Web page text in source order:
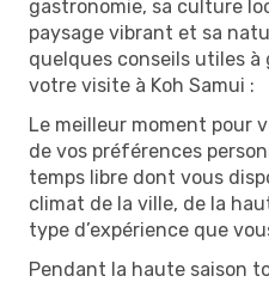
gastronomie, sa culture
paysage vibrant et sa
quelques conseils utiles
votre visite à Koh Samui :
Le meilleur moment pour
de vos préférences
temps libre dont vous
climat de la ville, de la
type d’expérience que
Pendant la haute saison